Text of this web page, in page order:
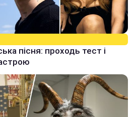
пісня: проходь тест і